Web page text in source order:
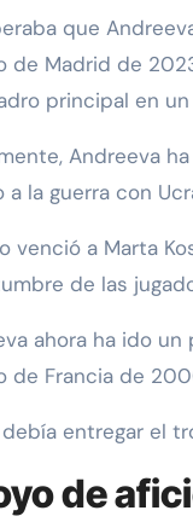
que
de Madrid de
principal en
Andreeva
a la guerra con
venció a Marta
de las
ahora ha ido
de Francia de
entregar el
de